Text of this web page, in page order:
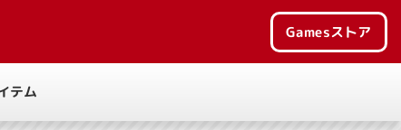
Gamesストア
テム